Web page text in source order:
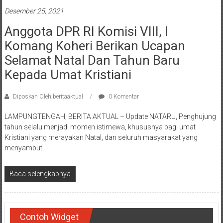
Desember 25, 2021
Anggota DPR RI Komisi VIII, I
Komang Koheri Berikan Ucapan
Selamat Natal Dan Tahun Baru
Kepada Umat Kristiani
Diposkan Oleh:beritaaktual 0 Komentar
LAMPUNGTENGAH, BERITA AKTUAL – Update NATARU, Penghujung
tahun selalu menjadi momen istimewa, khususnya bagi umat
Kristiani yang merayakan Natal, dan seluruh masyarakat yang
menyambut
Baca selengkapnya
Contoh Widget